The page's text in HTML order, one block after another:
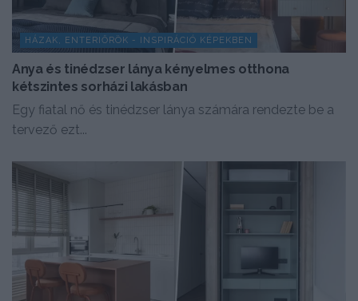
HÁZAK, ENTERIŐRÖK - INSPIRÁCIÓ KÉPEKBEN
Anya és tinédzser lánya kényelmes otthona
kétszintes sorházi lakásban
Egy fiatal nő és tinédzser lánya számára rendezte be a
tervező ezt...